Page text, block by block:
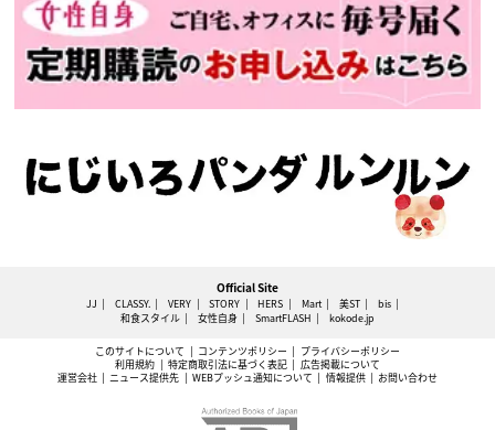
Official Site
JJ CLASSY. VERY STORY HERS Mart 美ST
bis
和食スタイル
女性自身 SmartFLASH kokode.jp
このサイトについて コンテンツポリシー
プライバシーポリシー
利用規約
特定商取引法に基づく表記
広告掲載について
運営会社
ニュース提供先 WEBプッシュ通知について 情報提供 お問い合わせ